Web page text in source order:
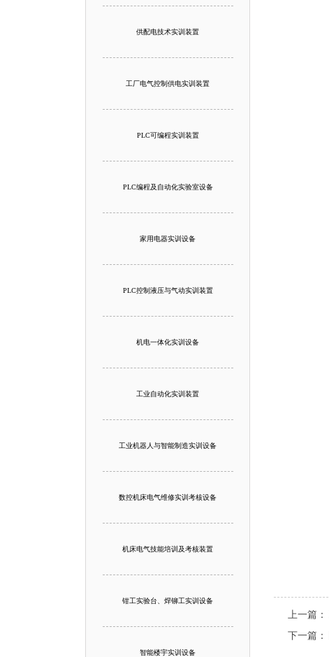
供配电技术实训装置
工厂电气控制供电实训装置
PLC可编程实训装置
PLC编程及自动化实验室设备
家用电器实训设备
PLC控制液压与气动实训装置
机电一体化实训设备
工业自动化实训装置
工业机器人与智能制造实训设备
数控机床电气维修实训考核设备
机床电气技能培训及考核装置
钳工实验台、焊铆工实训设备
智能楼宇实训设备
上一篇：
下一篇：